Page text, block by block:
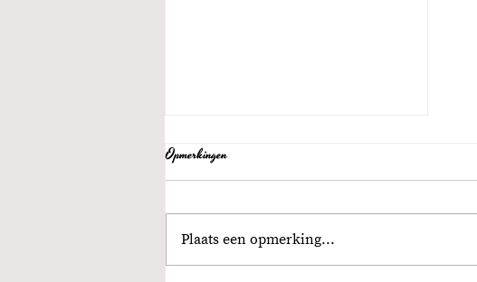
Ghostwriter of schrijfcoach?
Opmerkingen
Plaats een opmerking...